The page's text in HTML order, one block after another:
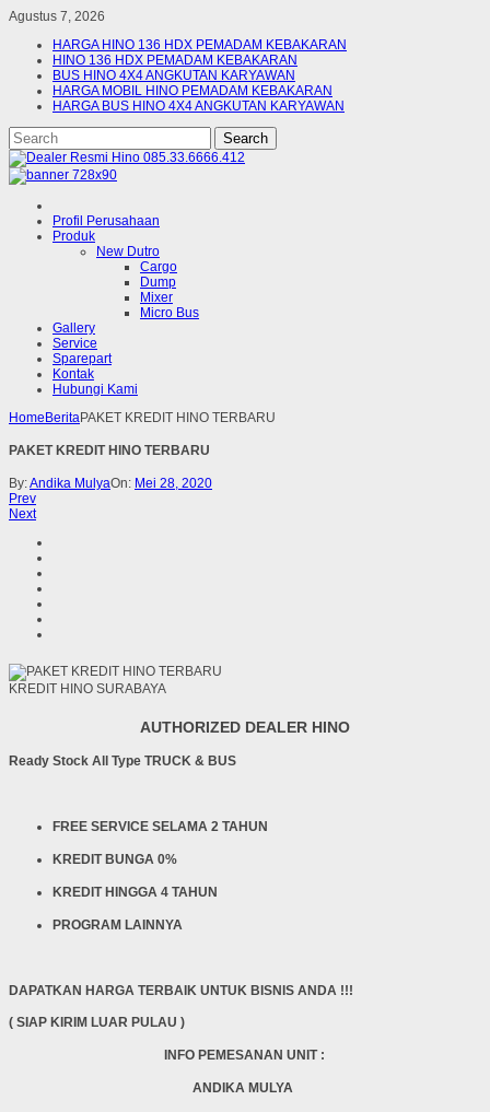
Agustus 7, 2026
HARGA HINO 136 HDX PEMADAM KEBAKARAN
HINO 136 HDX PEMADAM KEBAKARAN
BUS HINO 4X4 ANGKUTAN KARYAWAN
HARGA MOBIL HINO PEMADAM KEBAKARAN
HARGA BUS HINO 4X4 ANGKUTAN KARYAWAN
Profil Perusahaan
Produk
New Dutro
Cargo
Dump
Mixer
Micro Bus
Gallery
Service
Sparepart
Kontak
Hubungi Kami
Home BeritaPAKET KREDIT HINO TERBARU
PAKET KREDIT HINO TERBARU
By:Andika MulyaOn: Mei 28, 2020
Prev
Next
KREDIT HINO SURABAYA
AUTHORIZED DEALER HINO
Ready Stock All Type TRUCK & BUS
FREE SERVICE SELAMA 2 TAHUN
KREDIT BUNGA 0%
KREDIT HINGGA 4 TAHUN
PROGRAM LAINNYA
DAPATKAN HARGA TERBAIK UNTUK BISNIS ANDA !!!
( SIAP KIRIM LUAR PULAU )
INFO PEMESANAN UNIT :
ANDIKA MULYA